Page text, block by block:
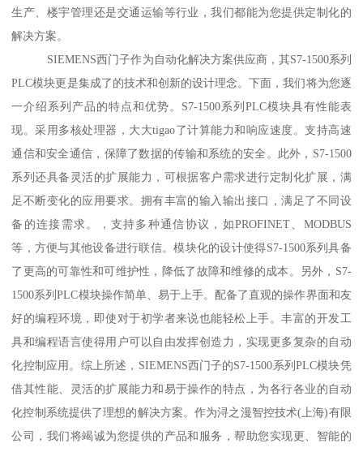
生产、楼宇管理还是交通运输等行业，我们都能为您提供定制化的
解决方案。
SIEMENS西门子作为自动化解决方案供应商，其S7-1500系列
PLC模块更是集成了的技术和创新的设计理念。下面，我们将为您逐
一介绍系列产品的特点和优势。S7-1500系列PLC模块具有性能表
现。采用多核处理器，大大tigao了计算能力和响应速度。支持高速
通信和安全通信，保障了数据的传输和系统的安全。此外，S7-1500
系列还具备灵活的扩展能力，可根据客户需求进行定制化扩展，满
足不断变化的应用要求。拥有丰富的输入输出接口，满足了不同设
备的连接需求。，支持多种通信协议，如PROFINET、MODBUS
等，方便与其他设备进行联信。模块化的设计使得S7-1500系列具备
了更高的可靠性和可维护性，降低了故障和维修的成本。另外，S7-
1500系列PLC模块操作简单、易于上手。配备了直观的操作界面和友
好的编程环境，即使对于初学者来说也能轻松上手。丰富的开发工
具和编程语言使得用户可以自由发挥创造力，实现更多复杂的自动
化控制应用。综上所述，SIEMENS西门子的S7-1500系列PLC模块凭
借其性能、灵活的扩展能力和易于操作的特点，为各行各业的自动
化控制系统提供了理想的解决方案。作为浔之漫智控技术(上海)有限
公司，我们将竭诚为您提供的产品和服务，帮助您实现更、智能的